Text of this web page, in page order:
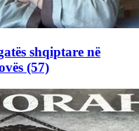
shqiptare në
(57)